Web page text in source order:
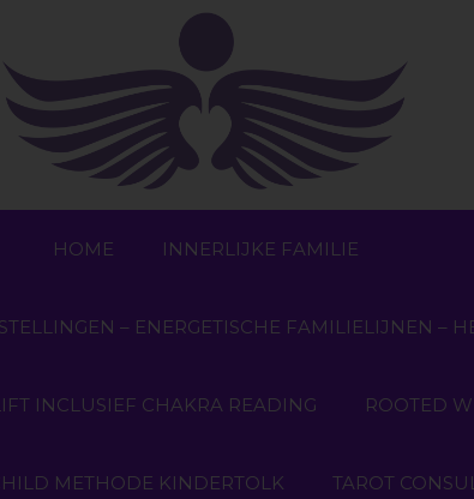
HOME INNERLIJKE FAMILIE
– ENERGETISCHE FAMILIELIJNEN –
INCLUSIEF CHAKRA READING ROOTED
METHODE KINDERTOLK TAROT